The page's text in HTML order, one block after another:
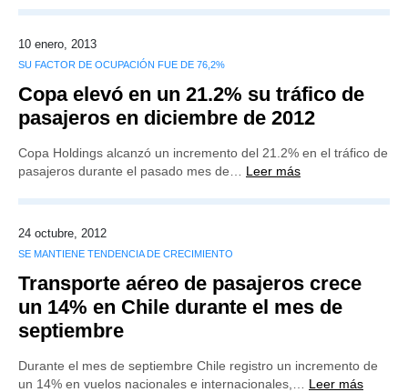
10 enero, 2013
SU FACTOR DE OCUPACIÓN FUE DE 76,2%
Copa elevó en un 21.2% su tráfico de
pasajeros en diciembre de 2012
Copa Holdings alcanzó un incremento del 21.2% en el tráfico de
pasajeros durante el pasado mes de… Leer más
24 octubre, 2012
SE MANTIENE TENDENCIA DE CRECIMIENTO
Transporte aéreo de pasajeros crece
un 14% en Chile durante el mes de
septiembre
Durante el mes de septiembre Chile registro un incremento de
un 14% en vuelos nacionales e internacionales,… Leer más